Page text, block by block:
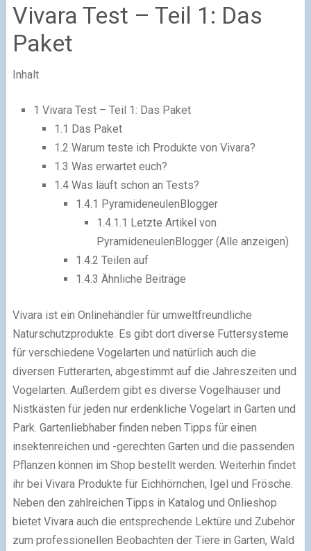
Vivara Test – Teil 1: Das
Paket
Inhalt
1 Vivara Test – Teil 1: Das Paket
1.1 Das Paket
1.2 Warum teste ich Produkte von Vivara?
1.3 Was erwartet euch?
1.4 Was läuft schon an Tests?
1.4.1 PyramideneulenBlogger
1.4.1.1 Letzte Artikel von
PyramideneulenBlogger (Alle anzeigen)
1.4.2 Teilen auf
1.4.3 Ähnliche Beiträge
Vivara ist ein Onlinehändler für umweltfreundliche
Naturschutzprodukte. Es gibt dort diverse Futtersysteme
für verschiedene Vogelarten und natürlich auch die
diversen Futterarten, abgestimmt auf die Jahreszeiten und
Vogelarten. Außerdem gibt es diverse Vogelhäuser und
Nistkästen für jeden nur erdenkliche Vogelart in Garten und
Park. Gartenliebhaber finden neben Tipps für einen
insektenreichen und -gerechten Garten und die passenden
Pflanzen können im Shop bestellt werden. Weiterhin findet
ihr bei Vivara Produkte für Eichhörnchen, Igel und Frösche.
Neben den zahlreichen Tipps in Katalog und Onlieshop
bietet Vivara auch die entsprechende Lektüre und Zubehör
zum professionellen Beobachten der Tiere in Garten, Wald